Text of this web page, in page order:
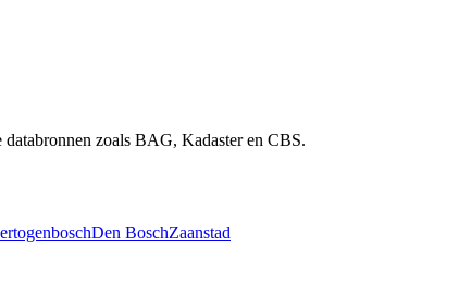
zoals BAG, Kadaster en CBS.
Den BoschZaanstad